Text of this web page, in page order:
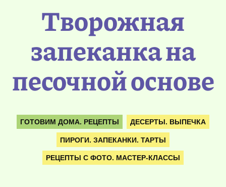
Творожная
запеканка на
песочной основе
ГОТОВИМ ДОМА. РЕЦЕПТЫ ДЕСЕРТЫ. ВЫПЕЧКА
ПИРОГИ. ЗАПЕКАНКИ. ТАРТЫ
РЕЦЕПТЫ С ФОТО. МАСТЕР-КЛАССЫ